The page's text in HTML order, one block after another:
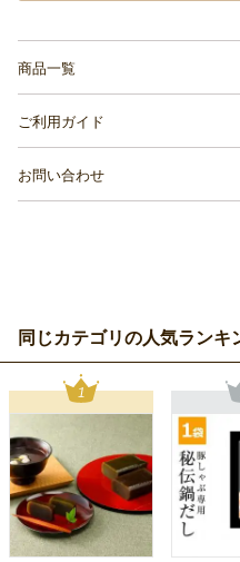
商品一覧
ご利用ガイド
お問い合わせ
同じカテゴリの人気ランキ